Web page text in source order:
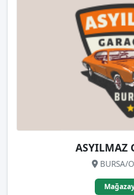
ASYILMAZ
BURSA/